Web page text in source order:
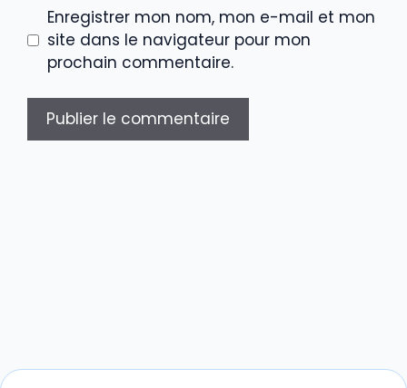
Enregistrer mon nom, mon e-mail et mon
site dans le navigateur pour mon
prochain commentaire.